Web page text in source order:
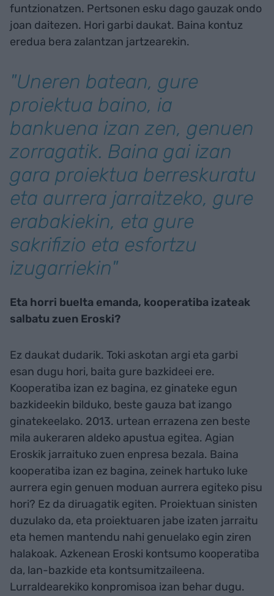
funtzionatzen. Pertsonen esku dago gauzak ondo
joan daitezen. Hori garbi daukat. Baina kontuz
eredua bera zalantzan jartzearekin.
"Uneren batean, gure
proiektua baino, ia
bankuena izan zen, genuen
zorragatik. Baina gai izan
gara proiektua berreskuratu
eta aurrera jarraitzeko, gure
erabakiekin, eta gure
sakrifizio eta esfortzu
izugarriekin"
Eta horri buelta emanda, kooperatiba izateak
salbatu zuen Eroski?
Ez daukat dudarik. Toki askotan argi eta garbi
esan dugu hori, baita gure bazkideei ere.
Kooperatiba izan ez bagina, ez ginateke egun
bazkideekin bilduko, beste gauza bat izango
ginatekeelako. 2013. urtean errazena zen beste
mila aukeraren aldeko apustua egitea. Agian
Eroskik jarraituko zuen enpresa bezala. Baina
kooperatiba izan ez bagina, zeinek hartuko luke
aurrera egin genuen moduan aurrera egiteko pisu
hori? Ez da diruagatik egiten. Proiektuan sinisten
duzulako da, eta proiektuaren jabe izaten jarraitu
eta hemen mantendu nahi genuelako egin ziren
halakoak. Azkenean Eroski kontsumo kooperatiba
da, lan-bazkide eta kontsumitzaileena.
Lurraldearekiko konpromisoa izan behar dugu.